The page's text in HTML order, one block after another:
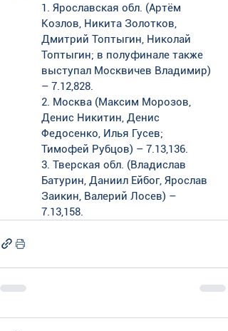
1. Ярославская обл. (Артём
Козлов, Никита Золотков,
Дмитрий Топтыгин, Николай
Топтыгин; в полуфинале также
выступал Москвичев Владимир)
– 7.12,828.
2. Москва (Максим Морозов,
Денис Никитин, Денис
Федосенко, Илья Гусев;
Тимофей Рубцов) – 7.13,136.
3. Тверская обл. (Владислав
Батурин, Даниил Ейбог, Ярослав
Заикин, Валерий Лосев) –
7.13,158.